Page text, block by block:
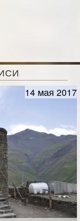
14 мая 2017